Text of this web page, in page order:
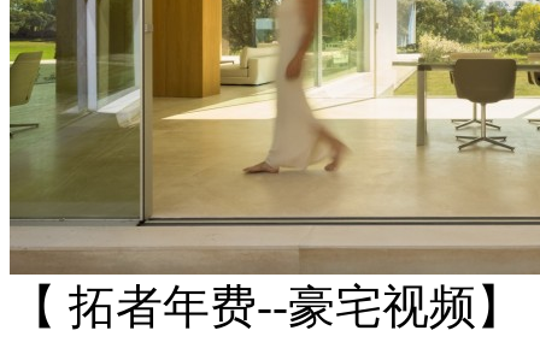
【 拓者年费--豪宅视频】